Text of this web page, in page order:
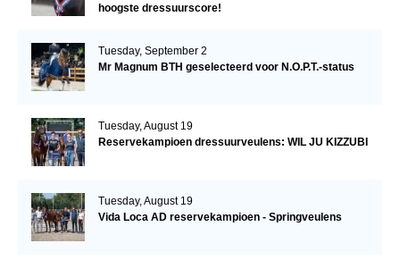
hoogste dressuurscore!
Tuesday, September 2
Mr Magnum BTH geselecteerd voor N.O.P.T.-status
Tuesday, August 19
Reservekampioen dressuurveulens: WIL JU KIZZUBI
Tuesday, August 19
Vida Loca AD reservekampioen - Springveulens